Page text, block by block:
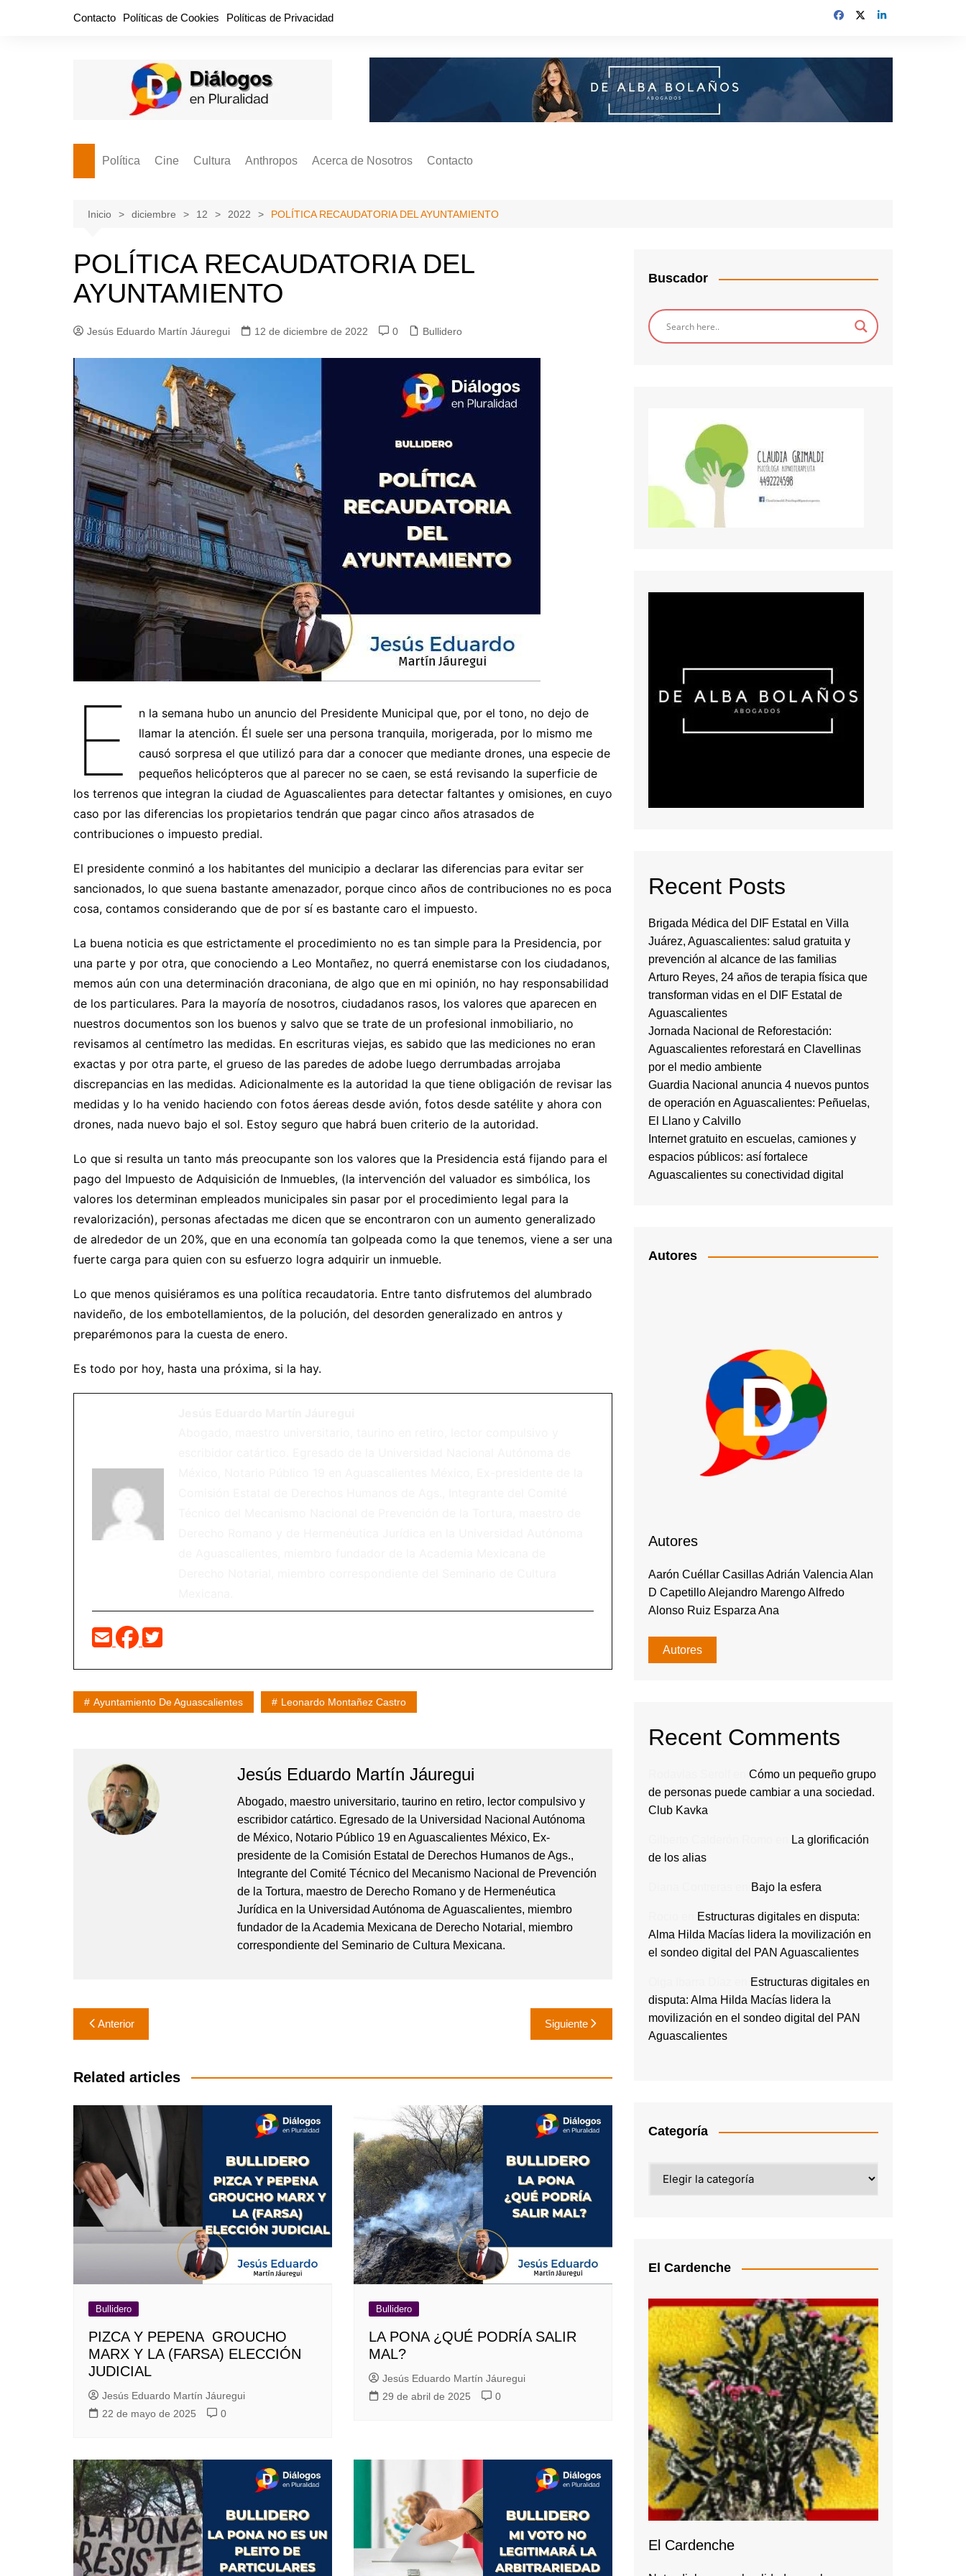
Contacto Políticas de Cookies Políticas de Privacidad
Política
Cabos Sueltos
Disruptor
Espacio Ciudadano
Guerra de Encuestas
Línea Dura
Valor Público
Cine
FILMOGRAFÍAS
Cultura
Crónica
Libros
Valor Público
Poesía
Anthropos
Estadística
Hemeródromo
Tilde y tinta
Ya regresé
Acerca de Nosotros Contacto
Inicio diciembre 12 2022 POLÍTICA RECAUDATORIA DEL AYUNTAMIENTO
POLÍTICA RECAUDATORIA DEL
AYUNTAMIENTO
Jesús Eduardo Martín Jáuregui 12 de diciembre de 2022 0 Bullidero
E
n la semana hubo un anuncio del Presidente Municipal que, por el tono, no dejo de
llamar la atención. Él suele ser una persona tranquila, morigerada, por lo mismo me
causó sorpresa el que utilizó para dar a conocer que mediante drones, una especie de
pequeños helicópteros que al parecer no se caen, se está revisando la superficie de
los terrenos que integran la ciudad de Aguascalientes para detectar faltantes y omisiones, en cuyo
caso por las diferencias los propietarios tendrán que pagar cinco años atrasados de
contribuciones o impuesto predial.
El presidente conminó a los habitantes del municipio a declarar las diferencias para evitar ser
sancionados, lo que suena bastante amenazador, porque cinco años de contribuciones no es poca
cosa, contamos considerando que de por sí es bastante caro el impuesto.
La buena noticia es que estrictamente el procedimiento no es tan simple para la Presidencia, por
una parte y por otra, que conociendo a Leo Montañez, no querrá enemistarse con los ciudadanos,
memos aún con una determinación draconiana, de algo que en mi opinión, no hay responsabilidad
de los particulares. Para la mayoría de nosotros, ciudadanos rasos, los valores que aparecen en
nuestros documentos son los buenos y salvo que se trate de un profesional inmobiliario, no
revisamos al centímetro las medidas. En escrituras viejas, es sabido que las mediciones no eran
exactas y por otra parte, el grueso de las paredes de adobe luego derrumbadas arrojaba
discrepancias en las medidas. Adicionalmente es la autoridad la que tiene obligación de revisar las
medidas y lo ha venido haciendo con fotos áereas desde avión, fotos desde satélite y ahora con
drones, nada nuevo bajo el sol. Estoy seguro que habrá buen criterio de la autoridad.
Lo que si resulta un tanto más preocupante son los valores que la Presidencia está fijando para el
pago del Impuesto de Adquisición de Inmuebles, (la intervención del valuador es simbólica, los
valores los determinan empleados municipales sin pasar por el procedimiento legal para la
revalorización), personas afectadas me dicen que se encontraron con un aumento generalizado
de alrededor de un 20%, que en una economía tan golpeada como la que tenemos, viene a ser una
fuerte carga para quien con su esfuerzo logra adquirir un inmueble.
Lo que menos quisiéramos es una política recaudatoria. Entre tanto disfrutemos del alumbrado
navideño, de los embotellamientos, de la polución, del desorden generalizado en antros y
preparémonos para la cuesta de enero.
Es todo por hoy, hasta una próxima, si la hay.
Ayuntamiento De Aguascalientes Leonardo Montañez Castro
Jesús Eduardo Martín Jáuregui
Abogado, maestro universitario, taurino en retiro, lector compulsivo y
escribidor catártico. Egresado de la Universidad Nacional Autónoma
de México, Notario Público 19 en Aguascalientes México, Ex-
presidente de la Comisión Estatal de Derechos Humanos de Ags.,
Integrante del Comité Técnico del Mecanismo Nacional de Prevención
de la Tortura, maestro de Derecho Romano y de Hermenéutica
Jurídica en la Universidad Autónoma de Aguascalientes, miembro
fundador de la Academia Mexicana de Derecho Notarial, miembro
correspondiente del Seminario de Cultura Mexicana.
Navegación
de
entradas
Anterior Siguiente
Related articles
Bullidero
PIZCA Y PEPENA GROUCHO
MARX Y LA (FARSA) ELECCIÓN
JUDICIAL
Jesús Eduardo Martín Jáuregui
22 de mayo de 2025
0
Bullidero
LA PONA ¿QUÉ PODRÍA SALIR
MAL?
Jesús Eduardo Martín Jáuregui
29 de abril de 2025
0
Buscador
Recent Posts
Brigada Médica del DIF Estatal en Villa
Juárez, Aguascalientes: salud gratuita y
prevención al alcance de las familias
Arturo Reyes, 24 años de terapia física que
transforman vidas en el DIF Estatal de
Aguascalientes
Jornada Nacional de Reforestación:
Aguascalientes reforestará en Clavellinas
por el medio ambiente
Guardia Nacional anuncia 4 nuevos puntos
de operación en Aguascalientes: Peñuelas,
El Llano y Calvillo
Internet gratuito en escuelas, camiones y
espacios públicos: así fortalece
Aguascalientes su conectividad digital
Autores
Autores
Aarón Cuéllar Casillas Adrián Valencia Alan
D Capetillo Alejandro Marengo Alfredo
Alonso Ruiz Esparza Ana
Autores
Recent Comments
Cómo un pequeño grupo
de personas puede cambiar a una sociedad.
Club Kavka
La glorificación
de los alias
Bajo la esfera
Estructuras digitales en disputa:
Alma Hilda Macías lidera la movilización en
el sondeo digital del PAN Aguascalientes
Estructuras digitales en
disputa: Alma Hilda Macías lidera la
movilización en el sondeo digital del PAN
Aguascalientes
Categoría
El Cardenche
El Cardenche